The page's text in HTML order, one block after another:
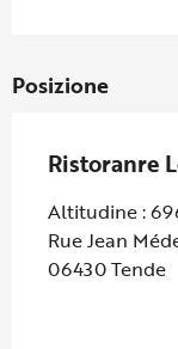
Posizione
Ristoranre
Altitudine :
Rue Jean
06430 Tende